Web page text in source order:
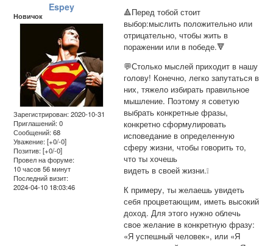
Espey
Новичок
Зарегистрирован: 2020-10-31
Приглашений:0
Сообщений:68
Уважение: [+0/-0]
Позитив: [+0/-0]
Провел на форуме:
10 часов 56 минут
Последний визит:
2024-04-10 18:03:46
🔺Перед тобой стоит
выбор:мыслить положительно или
отрицательно, чтобы жить в
поражении или в победе.🔻
💬Столько мыслей приходит в нашу
голову! Конечно, легко запутаться в
них, тяжело избирать правильное
мышление. Поэтому я советую
выбрать конкретные фразы,
конкретно сформулировать
исповедание в определенную
сферу жизни, чтобы говорить то,
что ты хочешь
видеть в своей жизни.❕
К примеру, ты желаешь увидеть
себя процветающим, иметь высокий
доход. Для этого нужно облечь
свое желание в конкретную фразу:
«Я успешный человек», или «Я